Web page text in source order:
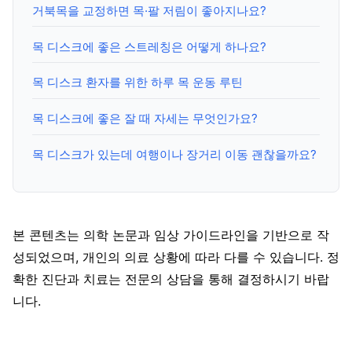
거북목을 교정하면 목·팔 저림이 좋아지나요?
목 디스크에 좋은 스트레칭은 어떻게 하나요?
목 디스크 환자를 위한 하루 목 운동 루틴
목 디스크에 좋은 잘 때 자세는 무엇인가요?
목 디스크가 있는데 여행이나 장거리 이동 괜찮을까요?
본 콘텐츠는 의학 논문과 임상 가이드라인을 기반으로 작
성되었으며, 개인의 의료 상황에 따라 다를 수 있습니다. 정
확한 진단과 치료는 전문의 상담을 통해 결정하시기 바랍
니다.